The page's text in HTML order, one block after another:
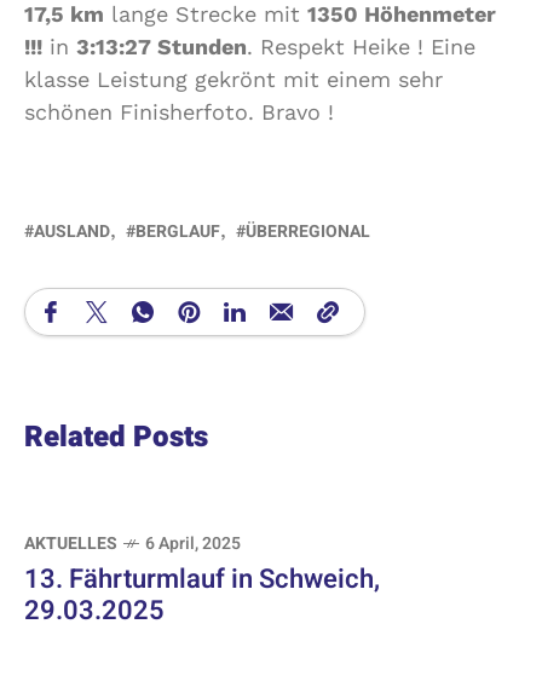
17,5 km lange Strecke mit 1350 Höhenmeter
!!! in 3:13:27 Stunden. Respekt Heike ! Eine
klasse Leistung gekrönt mit einem sehr
schönen Finisherfoto. Bravo !
AUSLAND BERGLAUF ÜBERREGIONAL
Related Posts
AKTUELLES 6 April, 2025
13. Fährturmlauf in Schweich,
29.03.2025